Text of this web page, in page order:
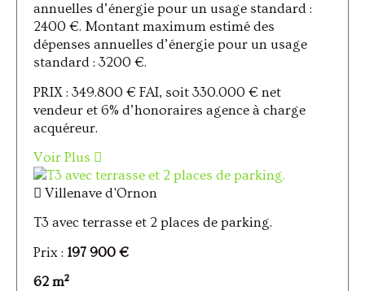
annuelles d’énergie pour un usage standard :
2400 €. Montant maximum estimé des
dépenses annuelles d’énergie pour un usage
standard : 3200 €.
PRIX : 349.800 € FAI, soit 330.000 € net
vendeur et 6% d’honoraires agence à charge
acquéreur.
Voir Plus
Villenave d'Ornon
T3 avec terrasse et 2 places de parking.
Prix : 197 900 €
62 m²